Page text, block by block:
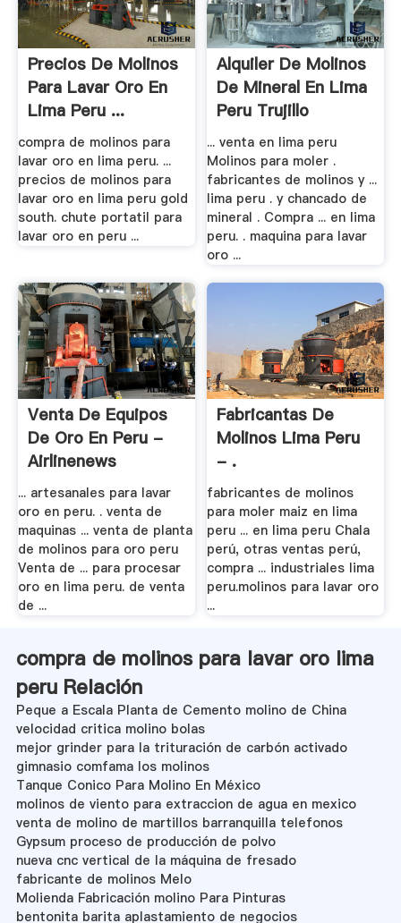
Precios De Molinos
Para Lavar Oro En
Lima Peru ...
compra de molinos para
lavar oro en lima peru. ...
precios de molinos para
lavar oro en lima peru gold
south. chute portatil para
lavar oro en peru ...
Alquiler De Molinos
De Mineral En Lima
Peru Trujillo
... venta en lima peru
Molinos para moler .
fabricantes de molinos y ...
lima peru . y chancado de
mineral . Compra ... en lima
peru. . maquina para lavar
oro ...
Venta De Equipos
De Oro En Peru -
Airlinenews
... artesanales para lavar
oro en peru. . venta de
maquinas ... venta de planta
de molinos para oro peru
Venta de ... para procesar
oro en lima peru. de venta
de ...
Fabricantas De
Molinos Lima Peru
- .
fabricantes de molinos
para moler maiz en lima
peru ... en lima peru Chala
perú, otras ventas perú,
compra ... industriales lima
peru.molinos para lavar oro
...
compra de molinos para lavar oro lima
peru Relación
Peque a Escala Planta de Cemento molino de China
velocidad critica molino bolas
mejor grinder para la trituración de carbón activado
gimnasio comfama los molinos
Tanque Conico Para Molino En México
molinos de viento para extraccion de agua en mexico
venta de molino de martillos barranquilla telefonos
Gypsum proceso de producción de polvo
nueva cnc vertical de la máquina de fresado
fabricante de molinos Melo
Molienda Fabricación molino Para Pinturas
bentonita barita aplastamiento de negocios